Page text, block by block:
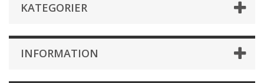
KATEGORIER
INFORMATION